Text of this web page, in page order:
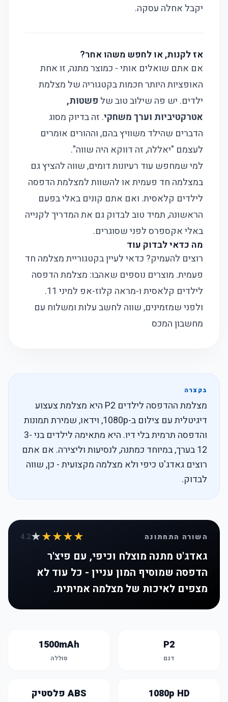
יקבל אחלה עסקה.
אז לקנות, או לחפש משהו אחר?
אם אתם שואלים אותי - כמוצר מתנה, זו אחת
האופציות היותר חכמות בקטגוריה של מצלמת
ילדים. יש פה שילוב טוב של פשטות,
אטרקטיביות וערך משחקי. זה בדיוק מסוג
הדברים שהילד משוויץ בהם, וההורים אומרים
לעצמם "יאללה, זה דווקא היה שווה".
למי שמחפש עוד רעיונות דומים, שווה להציץ גם
במצלמה חד פעמיתאו להשוות למצלמת הדפסה
לילדים קלאסית. ואם אתם קונים באלי בפעם
הראשונה, תמיד טוב לבדוק גם אתהמדריך לקנייה
באלי אקספרסלפני שסוגרים.
מה כדאי לבדוק עוד
רוצים להעמיק? כדאי לעיין בקטגורייתמצלמה חד
פעמית. מוצרים נוספים שאהבו: מצלמת הדפסה
לילדים קלאסיתו-מראה קלוז-אפ למיני 11
.
ולפני שמזמינים, שווה לחשב עלות ומשלוח עם
מחשבון המכס
בקצרה
מצלמת ההדפסה לילדים P2 היא מצלמת צעצוע
דיגיטלית עם צילום ב-1080p, וידאו, שמירת תמונות
והדפסה תרמית בלי דיו. היא מתאימה לילדים בני 3-
12 בערך, במיוחד כמתנה, לנסיעות וליצירה. אם אתם
רוצים גאדג'ט כיפי ולא מצלמה מקצועית - כן, שווה
לבדוק.
השורה התחתונה ★★★★
★
4.2
גאדג'ט מתנה מוצלח וכיפי, עם פיצ'ר
הדפסה שמוסיף המון עניין - כל עוד לא
מצפים לאיכות של מצלמה אמיתית.
P2
דגם
1500mAh
סוללה
1080p HD ABS פלסטיק